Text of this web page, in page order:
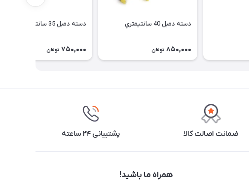
دسته دمبل 40 سانتيمتري
850,000 تومان
دسته دمبل 35 سانتيمتري
750,000 تومان
ضمانت اصالت کالا پشتیبانی ۲۴ ساعته
همراه ما باشید!